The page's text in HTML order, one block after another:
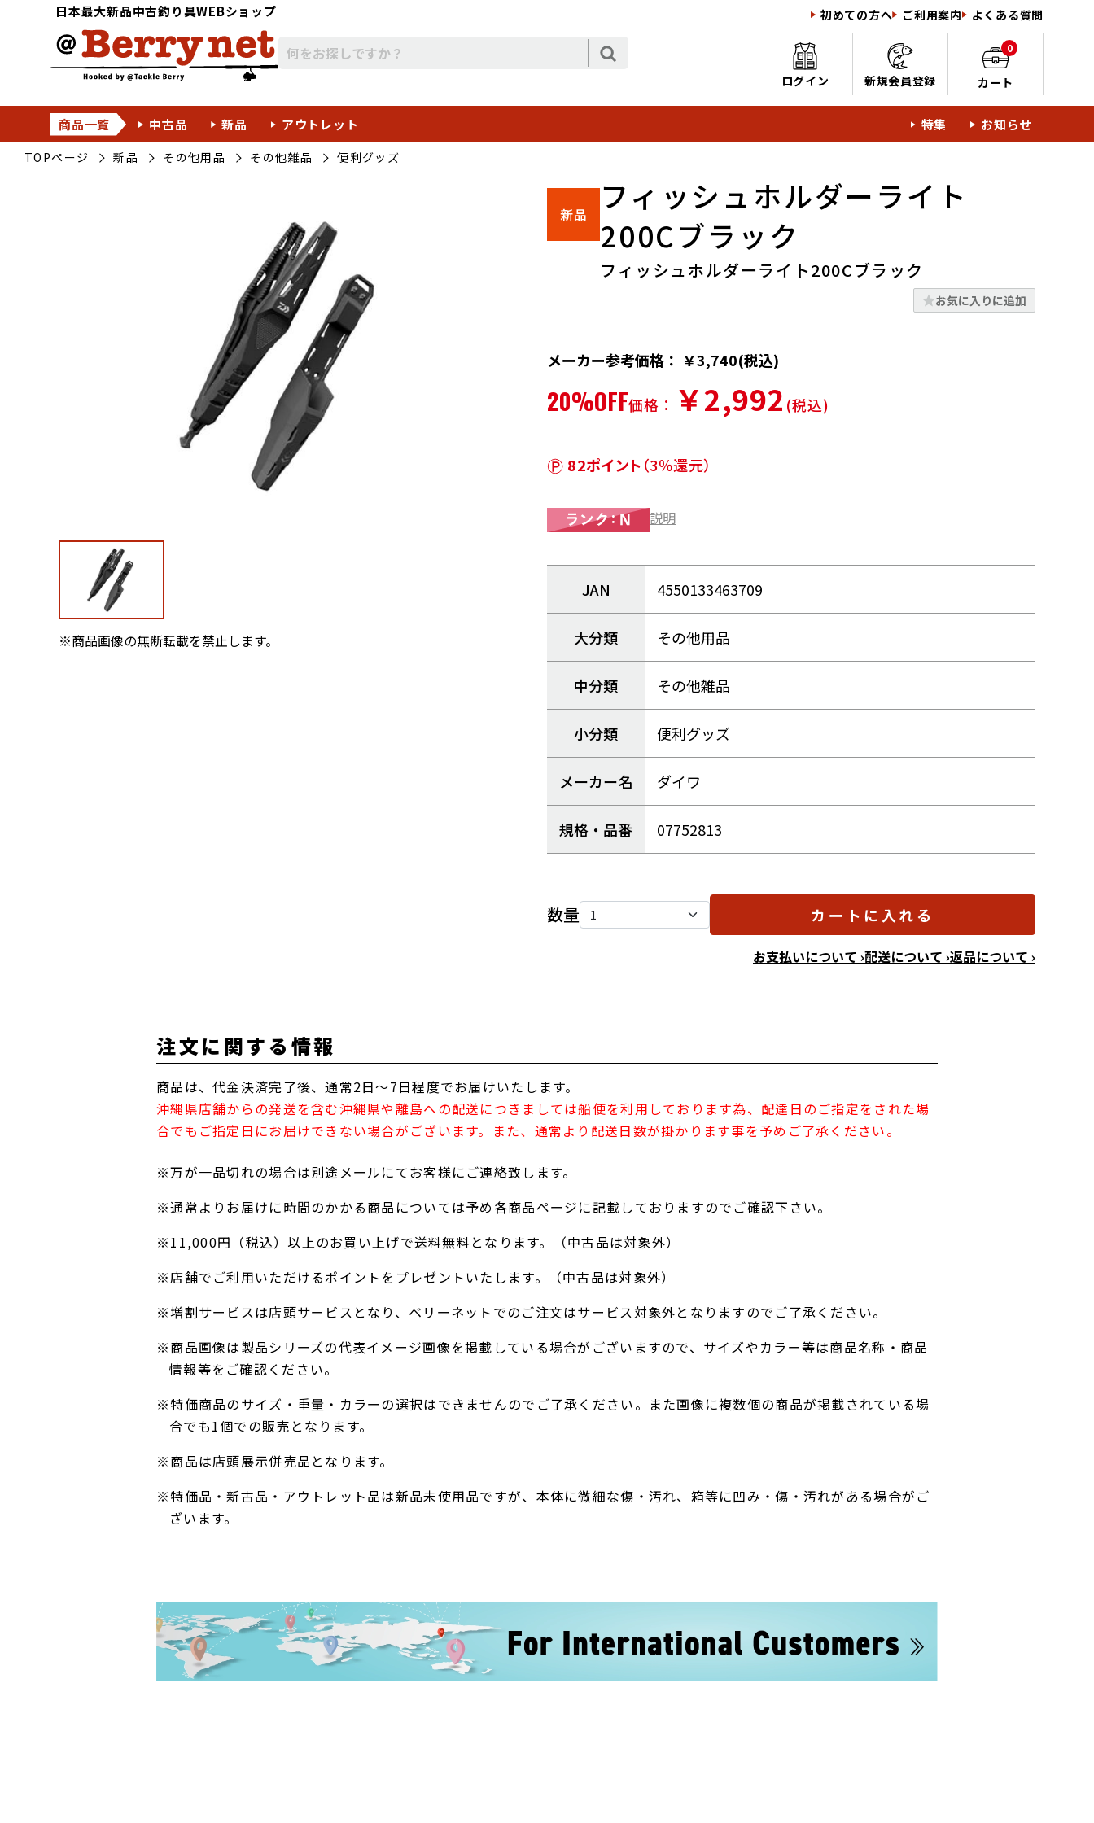
日本最大新品中古釣り具WEBショップ 初めての方へ ご利用案内 よくある質問
ログイン 新規会員登録
0
カート
商品一覧 中古品 新品 アウトレット 特集 お知らせ
TOPページ 新品 その他用品 その他雑品 便利グッズ
※商品画像の無断転載を禁止します。
フィッシュホルダーライト
200Cブラック
フィッシュホルダーライト200Cブラック
お気に入りに追加
メーカー参考価格： ￥3,740(税込)
20%OFF価格： ￥2,992 (税込)
82ポイント（3％還元）
説明
JAN 4550133463709
大分類 その他用品
中分類 その他雑品
小分類 便利グッズ
メーカー名 ダイワ
規格・品番 07752813
数量 カートに入れる
お支払いについて ›配送について ›返品について ›
注文に関する情報
商品は、代金決済完了後、通常2日～7日程度でお届けいたします。
沖縄県店舗からの発送を含む沖縄県や離島への配送につきましては船便を利用しております為、配達日のご指定をされた場
合でもご指定日にお届けできない場合がございます。また、通常より配送日数が掛かります事を予めご了承ください。
※万が一品切れの場合は別途メールにてお客様にご連絡致します。
※通常よりお届けに時間のかかる商品については予め各商品ページに記載しておりますのでご確認下さい。
※11,000円（税込）以上のお買い上げで送料無料となります。（中古品は対象外）
※店舗でご利用いただけるポイントをプレゼントいたします。（中古品は対象外）
※増割サービスは店頭サービスとなり、ベリーネットでのご注文はサービス対象外となりますのでご了承ください。
※商品画像は製品シリーズの代表イメージ画像を掲載している場合がございますので、サイズやカラー等は商品名称・商品
情報等をご確認ください。
※特価商品のサイズ・重量・カラーの選択はできませんのでご了承ください。また画像に複数個の商品が掲載されている場
合でも1個での販売となります。
※商品は店頭展示併売品となります。
※特価品・新古品・アウトレット品は新品未使用品ですが、本体に微細な傷・汚れ、箱等に凹み・傷・汚れがある場合がご
ざいます。